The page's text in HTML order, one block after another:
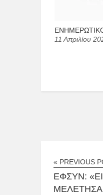
11 Απριλίου
« PREVIOUS
ΕΦΣΥΝ:
ΜΕΛΈΤΗΣΑ